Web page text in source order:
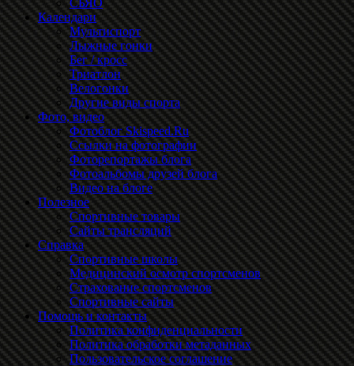
СБЯО
Календари
Мультиспорт
Лыжные гонки
Бег / кросс
Триатлон
Велогонки
Другие виды спорта
Фото, видео
Фотоблог Skispeed.Ru
Ссылки на фотографии
Фоторепортажы блога
Фотоальбомы друзей блога
Видео на блоге
Полезное
Спортивные товары
Сайты трансляций
Справка
Спортивные школы
Медицинский осмотр спортсменов
Страхование спортсменов
Спортивные сайты
Помощь и контакты
Политика конфиденциальности
Политика обработки метаданных
Пользовательское соглашение